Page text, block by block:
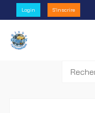
Login S'inscrire